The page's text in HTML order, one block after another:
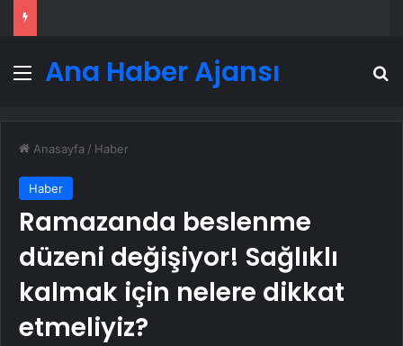
Menü
Ana Haber Ajansı
Anasayfa / Haber
Haber
Ramazanda beslenme
düzeni değişiyor! Sağlıklı
kalmak için nelere dikkat
etmeliyiz?